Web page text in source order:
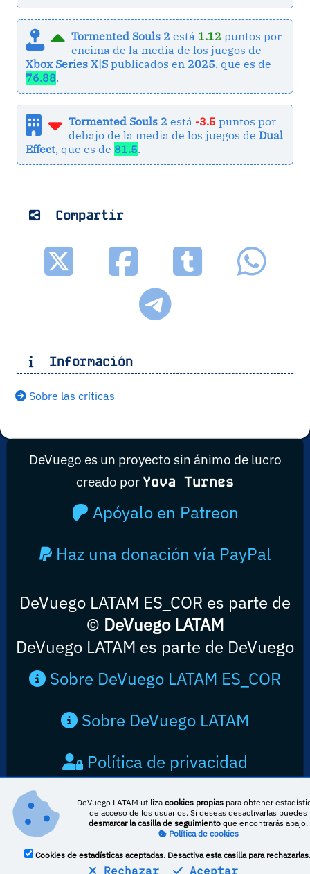
Tormented Souls 2 está 1.12 puntos por
encima de la media de los juegos de
Xbox Series X|S publicados en 2025, que es de
76.88.
Tormented Souls 2 está -3.5 puntos por
debajo de la media de los juegos deDual
Effect, que es de 81.5.
Compartir
Información
Sobre las críticas
DeVuego es un proyecto sin ánimo de lucro
creado por Yova Turnes
Apóyalo en Patreon
Haz una donación vía PayPal
DeVuego LATAM ES_COR es parte de
© DeVuego LATAM
DeVuego LATAM es parte de DeVuego
Sobre DeVuego LATAM ES_COR
Sobre DeVuego LATAM
Política de privacidad
Contacto
DeVuego LATAM utilizacookies propias para obtener
de acceso de los usuarios. Si deseas desactivarlas puedes
desmarcar la casilla de seguimiento que encontrarás abajo.
Política de cookies
Cookies de estadísticas aceptadas. Desactiva esta casilla para rechazarlas.
Rechazar Aceptar